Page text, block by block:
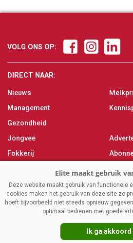
VOLG ONS OP:
DIRECT NAAR:
Nieuws
Management
Gezondheid
Jongvee
Fokkerij
Melken
Magazine
Over
VAKBLADELITE.NL|DISCLAIMER|
Deze website maakt gebruik van functionele
cookies maken het gebruik van deze site zo
hoeft bijvoorbeeld niet steeds opnieuw
optimaal bedienen met goede
Ik ga akkoord